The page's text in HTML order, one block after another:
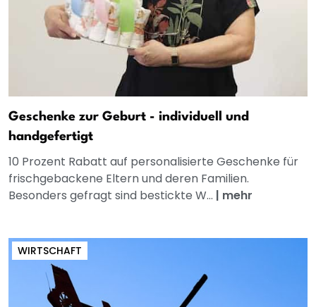
Geschenke zur Geburt - individuell und
handgefertigt
10 Prozent Rabatt auf personalisierte Geschenke für
frischgebackene Eltern und deren Familien.
Besonders gefragt sind bestickte W... | mehr
WIRTSCHAFT